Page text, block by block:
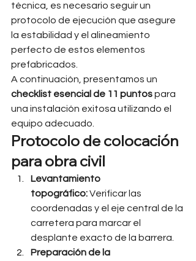
técnica, es necesario seguir un
protocolo de ejecución que asegure
la estabilidad y el alineamiento
perfecto de estos elementos
prefabricados.
A continuación, presentamos un
checklist esencial de 11 puntos para
una instalación exitosa utilizando el
equipo adecuado.
Protocolo de colocación
para obra civil
Levantamiento
topográfico: Verificar las
coordenadas y el eje central de la
carretera para marcar el
desplante exacto de la barrera.
Preparación de la